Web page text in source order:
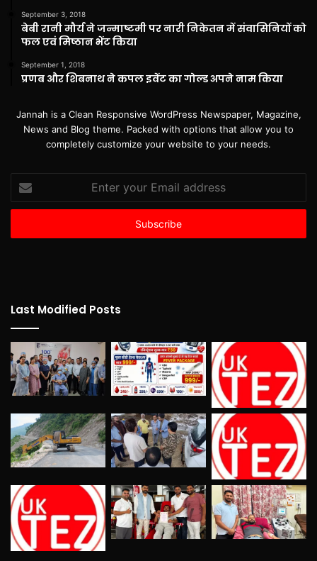
September 3, 2018
बेबी रानी मौर्य ने जन्माष्टमी पर नारी निकेतन में संवासिनियों को
फल एवं मिष्ठान भेंट किया
September 1, 2018
प्रणब और शिबनाथ ने कपल इवेंट का गोल्ड अपने नाम किया
Jannah is a Clean Responsive WordPress Newspaper, Magazine,
News and Blog theme. Packed with options that allow you to
completely customize your website to your needs.
Enter
your
Email
Last Modified Posts